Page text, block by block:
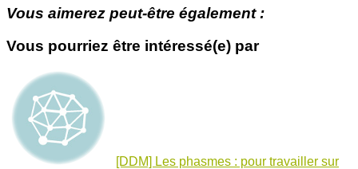
Vous aimerez peut-être également :
Vous pourriez être intéressé(e) par
[DDM] Les phasmes : pour travailler sur